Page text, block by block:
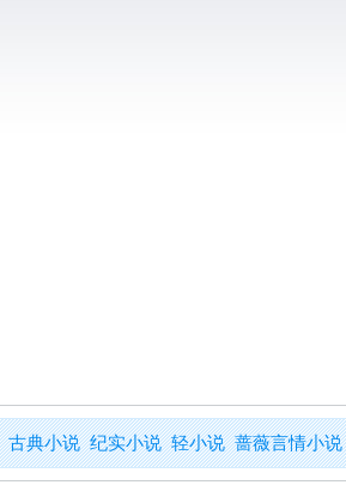
古典小说 纪实小说 轻小说 蔷薇言情小说